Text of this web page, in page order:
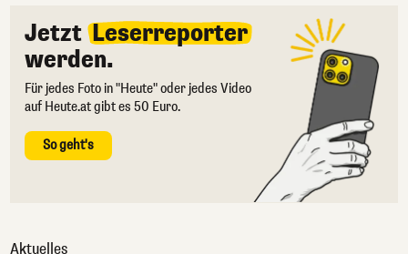
Jetzt Leserreporter
werden.
Für jedes Foto in "Heute" oder jedes Video
auf Heute.at gibt es 50 Euro.
So geht's
Aktuelles